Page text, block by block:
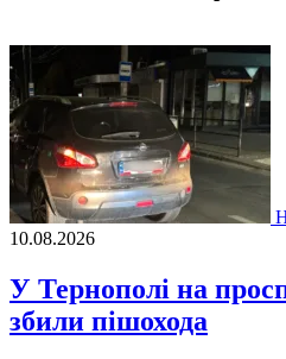
10.08.2026
У Тернополі на
збили пішохода